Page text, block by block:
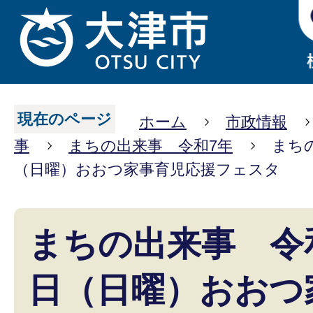
現在のページ ホーム
市政情報
事
まちの出来事 令和7年
まち
（日曜）おおつ家事育児応援フェスタ
まちの出来事 令
日（日曜）おお